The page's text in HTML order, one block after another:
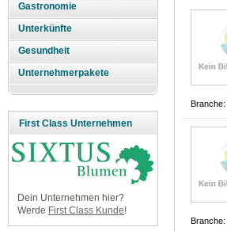
Gastronomie
Unterkünfte
Gesundheit
Unternehmerpakete
First Class Unternehmen
Dein Unternehmen hier?
Werde First Class Kunde!
Branche:
Branche: